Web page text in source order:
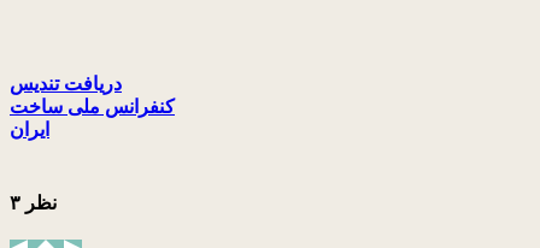
دریافت تندیس
کنفرانس ملی ساخت
ایران
۳ نظر